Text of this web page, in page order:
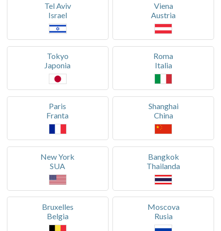
Tel Aviv
Israel
Viena
Austria
Tokyo
Japonia
Roma
Italia
Paris
Franta
Shanghai
China
New York
SUA
Bangkok
Thailanda
Bruxelles
Belgia
Moscova
Rusia